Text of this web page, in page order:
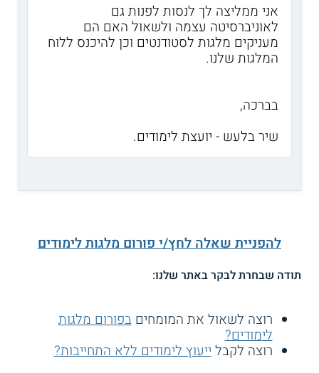
אני ממליצה לך לנסות לפנות גם
לאוניברסיטה עצמה ולשאול האם הם
מעניקים מלגות לסטודנטים וכן להיכנס ללוח
המלגות שלנו.
בברכה,
שיר בלעש - יועצת לימודים.
להפניית שאלה לחץ/י פורום מלגות לימודים
תודה שבחרת לבקר באתר שלנו:
רוצה לשאול את המומחיםבפורום מלגות
לימודים?
רוצה לקבלייעוץ לימודים ללא התחייבות?